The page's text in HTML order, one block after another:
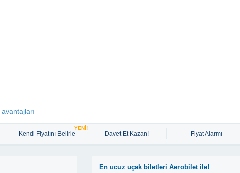
avantajları
Kendi Fiyatını Belirle
YENİ!
Davet Et Kazan! Fiyat Alarmı
En ucuz uçak biletleri Aerobilet ile!